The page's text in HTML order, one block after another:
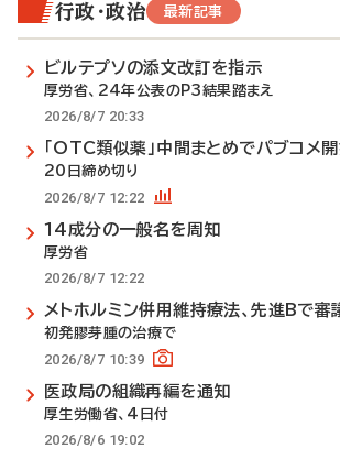
行政・政治 最新記事
ビルテプソの添文改訂を指示
厚労省、24年公表のP3結果踏まえ
2026/8/7 20:33
「OTC類似薬」中間まとめでパブコメ
20日締め切り
2026/8/7 12:22
14成分の一般名を周知
厚労省
2026/8/7 12:22
メトホルミン併用維持療法、先進Bで審
初発膠芽腫の治療で
2026/8/7 10:39
医政局の組織再編を通知
厚生労働省、4日付
2026/8/6 19:02